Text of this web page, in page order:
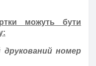
можуть бути
друкований номер